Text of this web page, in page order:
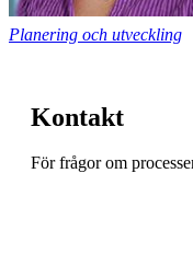
Planering och utveckling
Kontakt
För frågor om